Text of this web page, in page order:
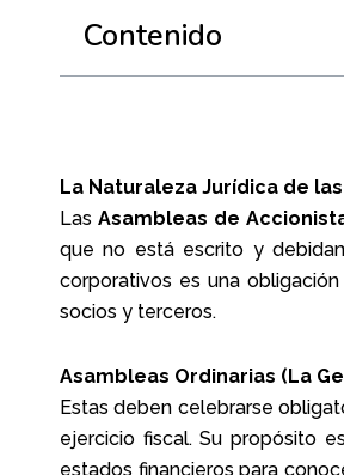
Contenido
La Naturaleza Jurídica de
Las Asambleas de
que no está escrito y
corporativos es una
socios y terceros.
Asambleas Ordinarias (La
Estas deben celebrarse
ejercicio fiscal. Su propósito
estados financieros para